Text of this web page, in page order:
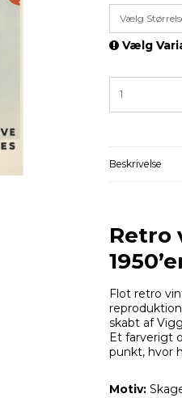
Vælg
Vælg
Beskrivelse
Retro
Flot retro
reproduktion
skabt af
Et farverigt
punkt, hvor
Motiv: